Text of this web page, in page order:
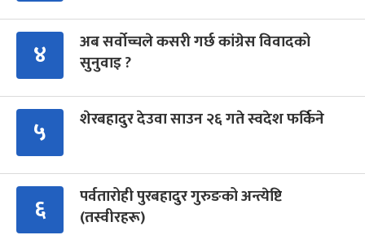
४
अब सर्वोच्चले कसरी गर्छ कांग्रेस विवादको
सुनुवाइ ?
५ शेरबहादुर देउवा साउन २६ गते स्वदेश फर्किने
६
पर्वतारोही पुरबहादुर गुरुङको अन्त्येष्टि
(तस्वीरहरू)